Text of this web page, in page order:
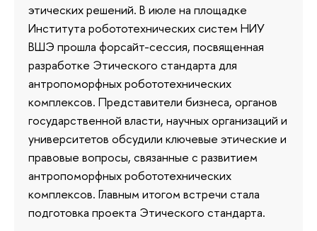
этических решений. В июле на площадке
Института робототехнических систем НИУ
ВШЭ прошла форсайт-сессия, посвященная
разработке Этического стандарта для
антропоморфных робототехнических
комплексов. Представители бизнеса, органов
государственной власти, научных организаций и
университетов обсудили ключевые этические и
правовые вопросы, связанные с развитием
антропоморфных робототехнических
комплексов. Главным итогом встречи стала
подготовка проекта Этического стандарта.